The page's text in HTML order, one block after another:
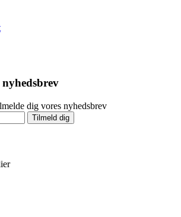
dig vores nyhedsbrev
Tilmeld dig